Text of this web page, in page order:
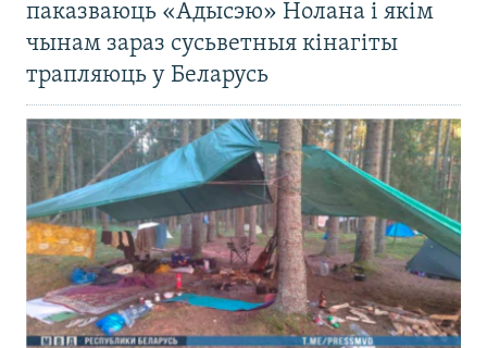
паказваюць «Адысэю» Нолана і якім
чынам зараз сусьветныя кінагіты
трапляюць у Беларусь